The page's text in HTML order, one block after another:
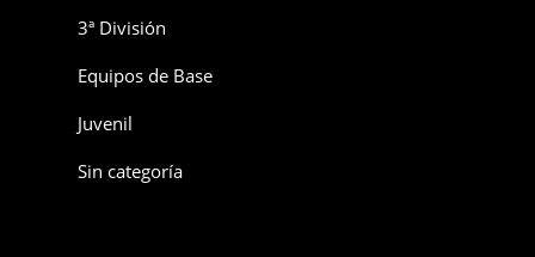
3ª División
Equipos de Base
Juvenil
Sin categoría